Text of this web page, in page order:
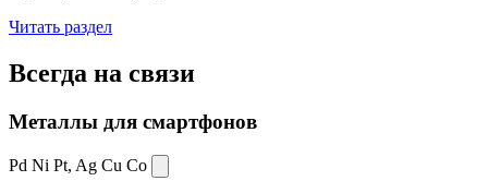
Читать раздел
Всегда на связи
Металлы для смартфонов
Pd Ni Pt, Ag Cu Co